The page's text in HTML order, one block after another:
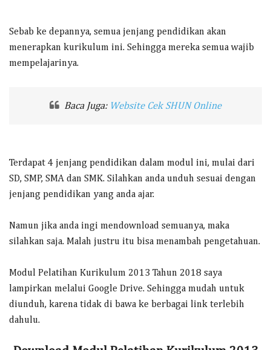
Sebab ke depannya, semua jenjang pendidikan akan
menerapkan kurikulum ini. Sehingga mereka semua wajib
mempelajarinya.
Baca Juga: Website Cek SHUN Online
Terdapat 4 jenjang pendidikan dalam modul ini, mulai dari
SD, SMP, SMA dan SMK. Silahkan anda unduh sesuai dengan
jenjang pendidikan yang anda ajar.
Namun jika anda ingi mendownload semuanya, maka
silahkan saja. Malah justru itu bisa menambah pengetahuan.
Modul Pelatihan Kurikulum 2013 Tahun 2018 saya
lampirkan melalui Google Drive. Sehingga mudah untuk
diunduh, karena tidak di bawa ke berbagai link terlebih
dahulu.